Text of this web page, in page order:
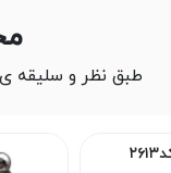
طبق نظر و سلیقه